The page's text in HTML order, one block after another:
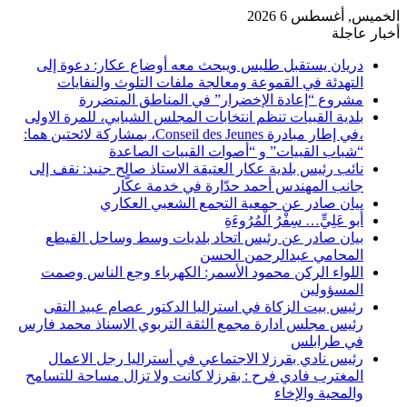
الخميس, أغسطس 6 2026
أخبار عاجلة
دريان يستقبل طليس ويبحث معه أوضاع عكار: دعوة إلى
التهدئة في القموعة ومعالجة ملفات التلوث والنفايات
مشروع “إعادة الإخضرار” في المناطق المتضررة
بلدية القبيات تنظم انتخابات المجلس الشبابي، للمرة الاولى
،في إطار مبادرة Conseil des Jeunes، بمشاركة لائحتين هما:
“شباب القبيات” و “أصوات القبيات الصاعدة
نائب رئيس بلدية عكار العتيقة الاستاذ صالح جنيد: نقف إلى
جانب المهندس أحمد حدّارة في خدمة عكّار
بيان صادر عن جمعية التجمع الشعبي العكاري
أَبو عَلِيٍّ… سِفْرُ الْمُرُوءَةِ
بيان صادر عن رئيس اتحاد بلديات وسط وساحل القيطع
المحامي عبدالرحمن الحسن
اللواء الركن محمود الأسمر: الكهرباء وجع الناس وصمت
المسؤولين
رئيس بيت الزكاة في استراليا الدكتور عصام عبيد التقى
رئيس مجلس ادارة مجمع الثقة التربوي الاسناذ محمد فارس
في طرابلس
رئيس نادي بقرزلا الاجتماعي في أستراليا رجل الاعمال
المغترب فادي فرح : بقرزلا كانت ولا تزال مساحة للتسامح
والمحية والإخاء